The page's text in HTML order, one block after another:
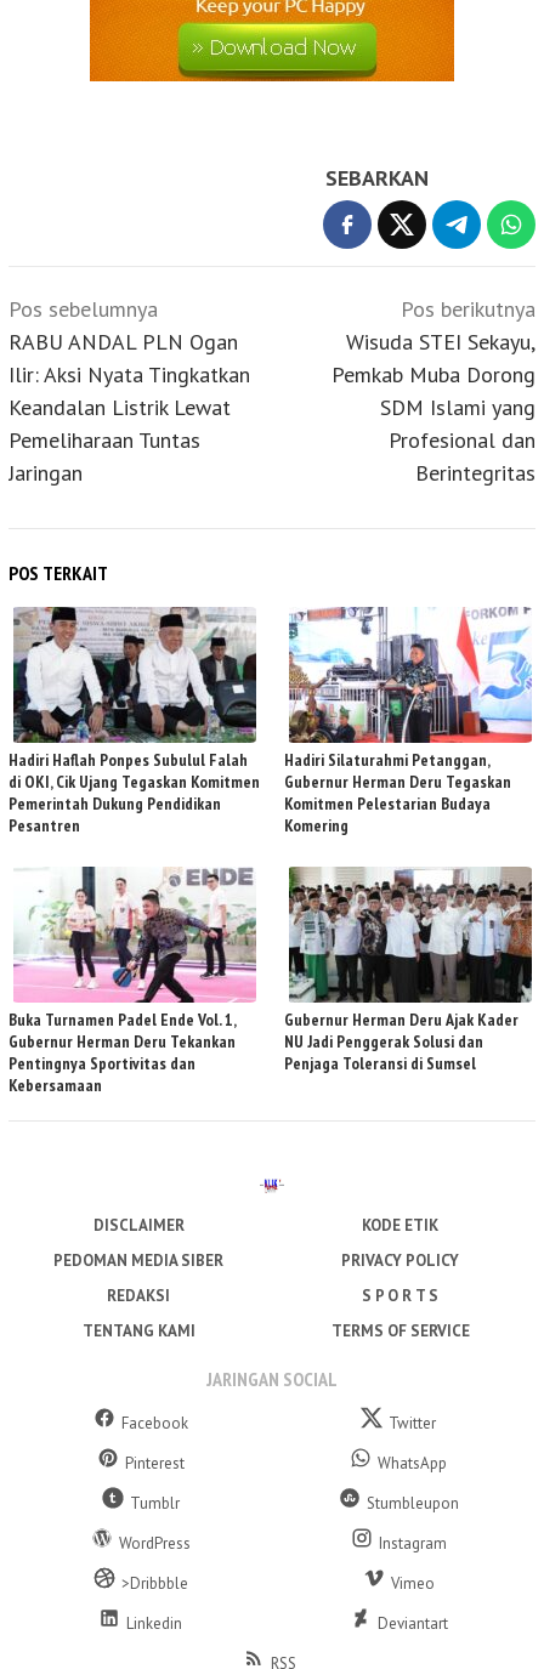
SEBARKAN
Navigasi
pos
Pos sebelumnya
RABU ANDAL PLN Ogan
Ilir: Aksi Nyata Tingkatkan
Keandalan Listrik Lewat
Pemeliharaan Tuntas
Jaringan
Pos berikutnya
Wisuda STEI Sekayu,
Pemkab Muba Dorong
SDM Islami yang
Profesional dan
Berintegritas
POS TERKAIT
Hadiri Haflah Ponpes Subulul Falah
di OKI, Cik Ujang Tegaskan Komitmen
Pemerintah Dukung Pendidikan
Pesantren
Hadiri Silaturahmi Petanggan,
Gubernur Herman Deru Tegaskan
Komitmen Pelestarian Budaya
Komering
Buka Turnamen Padel Ende Vol. 1,
Gubernur Herman Deru Tekankan
Pentingnya Sportivitas dan
Kebersamaan
Gubernur Herman Deru Ajak Kader
NU Jadi Penggerak Solusi dan
Penjaga Toleransi di Sumsel
DISCLAIMER
KODE ETIK
PEDOMAN MEDIA SIBER
PRIVACY POLICY
REDAKSI
S P O R T S
TENTANG KAMI
TERMS OF SERVICE
JARINGAN SOCIAL
Facebook
Twitter
Pinterest
WhatsApp
Tumblr
Stumbleupon
WordPress
Instagram
>Dribbble
Vimeo
Linkedin
Deviantart
RSS